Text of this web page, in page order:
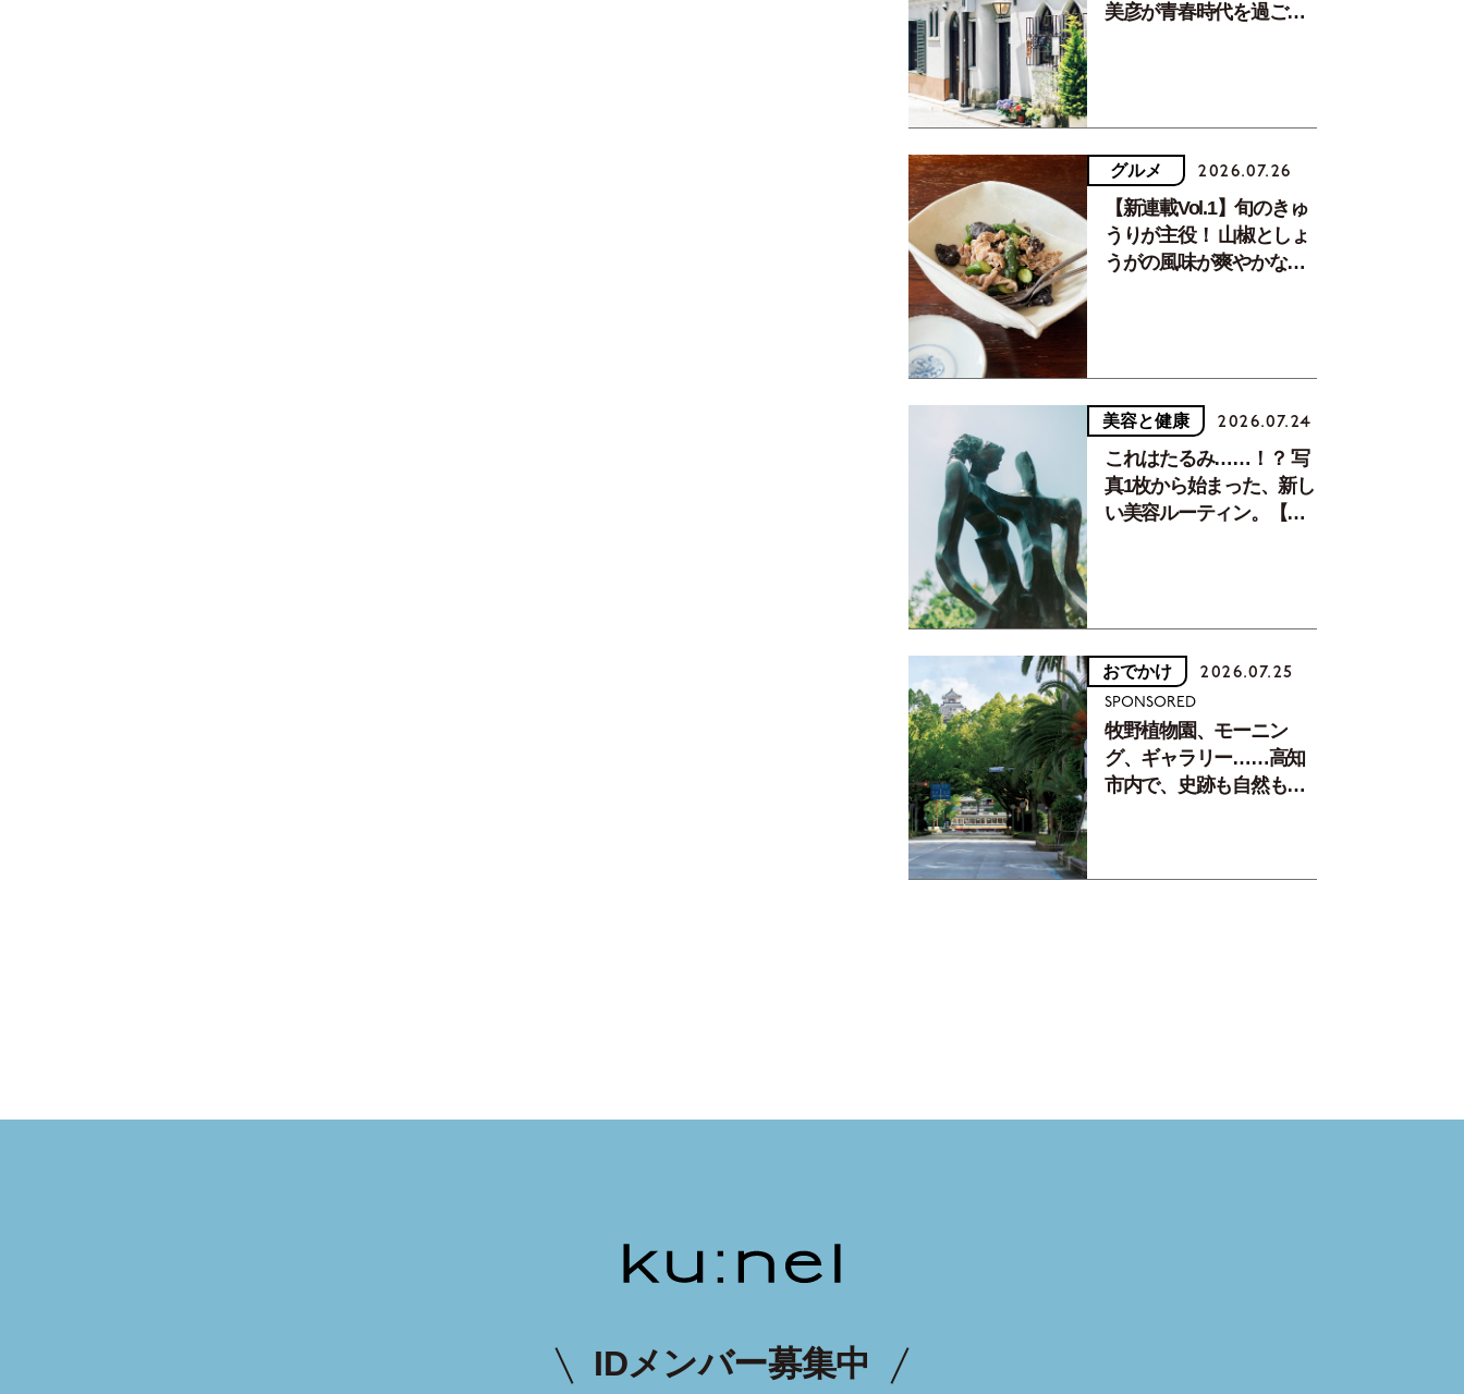
美彦が青春時代を過ごし
グルメ 2026.07.26
【新連載Vol.1】旬のきゅ
うりが主役！ 山椒としょ
うがの風味が爽やかな、
美容と健康 2026.07.24
これはたるみ……！？ 写
真1枚から始まった、新し
い美容ルーティン。【中
おでかけ 2026.07.25
SPONSORED
牧野植物園、モーニン
グ、ギャラリー……高知
市内で、史跡も自然もグ
IDメンバー募集中